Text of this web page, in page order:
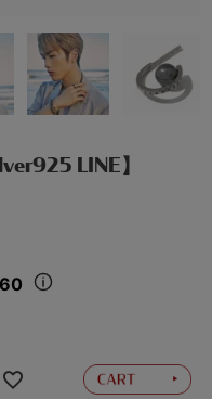
LINE】